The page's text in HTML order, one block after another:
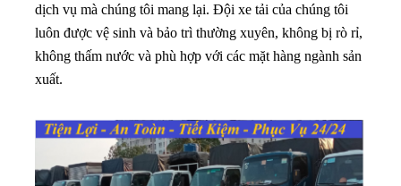
dịch vụ mà chúng tôi mang lại. Đội xe tải của chúng tôi
luôn được vệ sinh và bảo trì thường xuyên, không bị rò rỉ,
không thấm nước và phù hợp với các mặt hàng ngành sản
xuất.